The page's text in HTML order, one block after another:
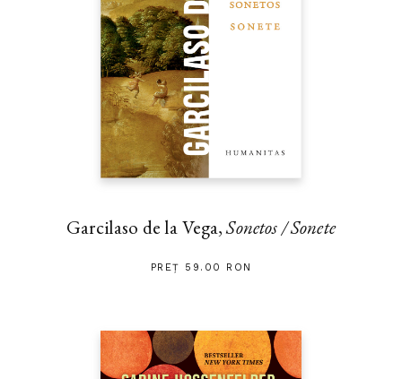
Garcilaso de la Vega,Sonetos / Sonete
PREȚ 59.00 RON